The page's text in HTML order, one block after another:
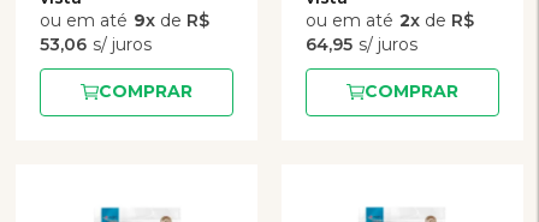
9x de R$
53,06
COMPRAR
2x de R$
64,95
COMPRAR